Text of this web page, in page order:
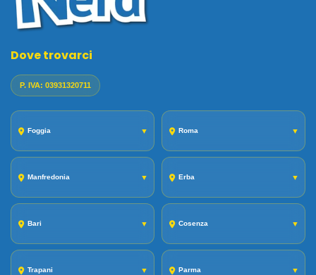
Dove trovarci
P. IVA: 03931320711
Foggia ▼ Roma ▼
Manfredonia ▼ Erba ▼
Bari ▼ Cosenza ▼
Trapani ▼ Parma ▼